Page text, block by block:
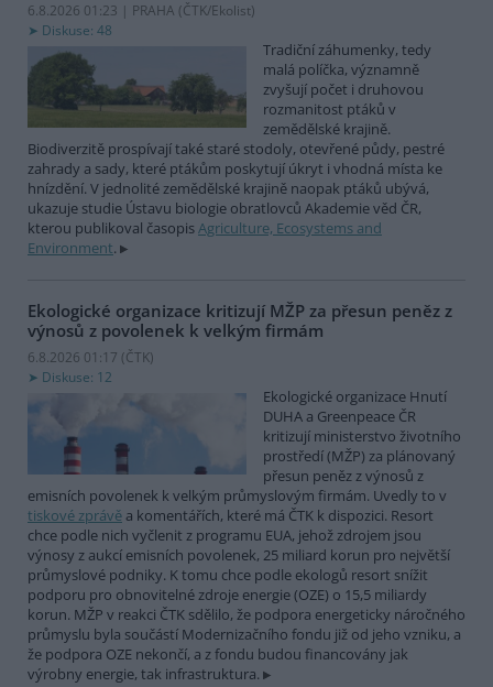
6.8.2026 01:23 | PRAHA (ČTK/Ekolist)
Diskuse: 48
Tradiční záhumenky, tedy
malá políčka, významně
zvyšují počet i druhovou
rozmanitost ptáků v
zemědělské krajině.
Biodiverzitě prospívají také staré stodoly, otevřené půdy, pestré
zahrady a sady, které ptákům poskytují úkryt i vhodná místa ke
hnízdění. V jednolité zemědělské krajině naopak ptáků ubývá,
ukazuje studie Ústavu biologie obratlovců Akademie věd ČR,
kterou publikoval časopisAgriculture, Ecosystems and
Environment.
Ekologické organizace kritizují MŽP za přesun peněz z
výnosů z povolenek k velkým firmám
6.8.2026 01:17 (ČTK)
Diskuse: 12
Ekologické organizace Hnutí
DUHA a Greenpeace ČR
kritizují ministerstvo životního
prostředí (MŽP) za plánovaný
přesun peněz z výnosů z
emisních povolenek k velkým průmyslovým firmám. Uvedly to v
tiskové zprávě a komentářích, které má ČTK k dispozici. Resort
chce podle nich vyčlenit z programu EUA, jehož zdrojem jsou
výnosy z aukcí emisních povolenek, 25 miliard korun pro největší
průmyslové podniky. K tomu chce podle ekologů resort snížit
podporu pro obnovitelné zdroje energie (OZE) o 15,5 miliardy
korun. MŽP v reakci ČTK sdělilo, že podpora energeticky náročného
průmyslu byla součástí Modernizačního fondu již od jeho vzniku, a
že podpora OZE nekončí, a z fondu budou financovány jak
výrobny energie, tak infrastruktura.